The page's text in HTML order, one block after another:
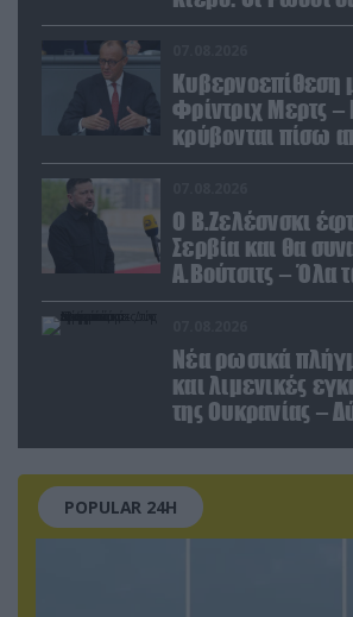
εγκαταστάσεις
Κυβερνοεπίθεση
Φρίντριχ Μερτς –
κρύβονται πίσω
παραποιημένο
Ο Β.Ζελέσνσκι
Σερβία και θα
Α.Βούτσιτς – Όλα τα βλέμματα
στις σχέσεις με
Νέα ρωσικά
και λιμενικές
της Ουκρανίας –
POPULAR 24H